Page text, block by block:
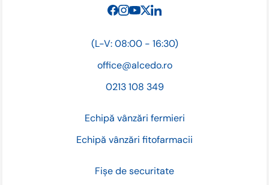
Fișe de securitate
(L-V: 08:00 - 16:30)
office@alcedo.ro
0213 108 349
Echipă vânzări fermieri
Echipă vânzări fitofarmacii